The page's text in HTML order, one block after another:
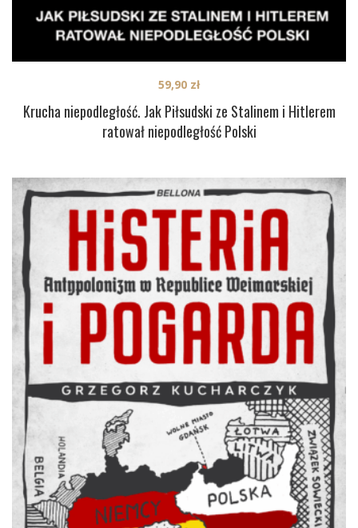
Krucha niepodległość. Jak Piłsudski ze Stalinem i Hitlerem
ratował niepodległość Polski
59,90 zł